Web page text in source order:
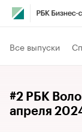
Все выпуски
#2 РБК
апреля